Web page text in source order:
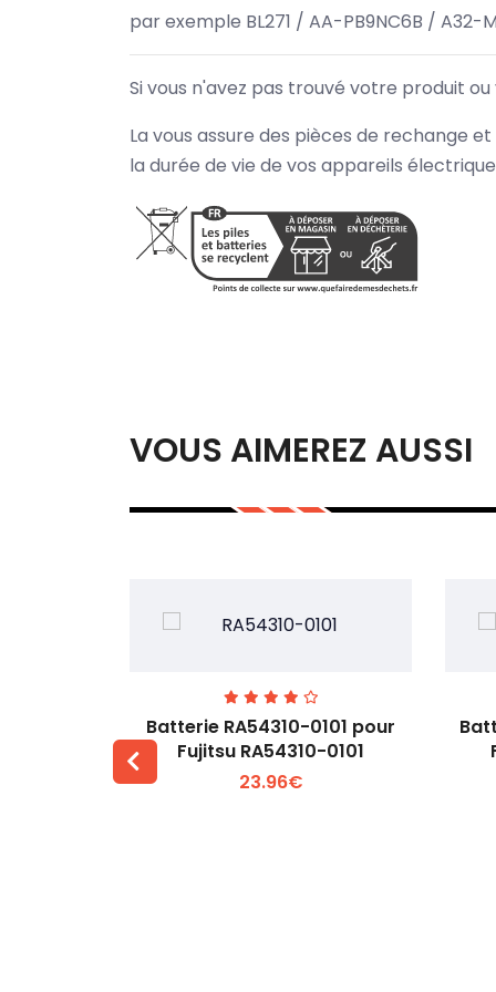
par exemple BL271 / AA-PB9NC6B / A32-
Si vous n'avez pas trouvé votre produit
La vous assure des pièces de rechange
la durée de vie de vos appareils
VOUS AIMEREZ AUSSI
Voir plus +
Batterie RA54310-0101 pour
Fujitsu RA54310-0101
23.96€